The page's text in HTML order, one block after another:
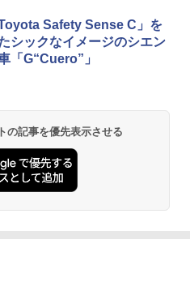
Safety Sense C」を
シックなイメージのシエン
「G“Cuero”」
の記事を優先表示させる